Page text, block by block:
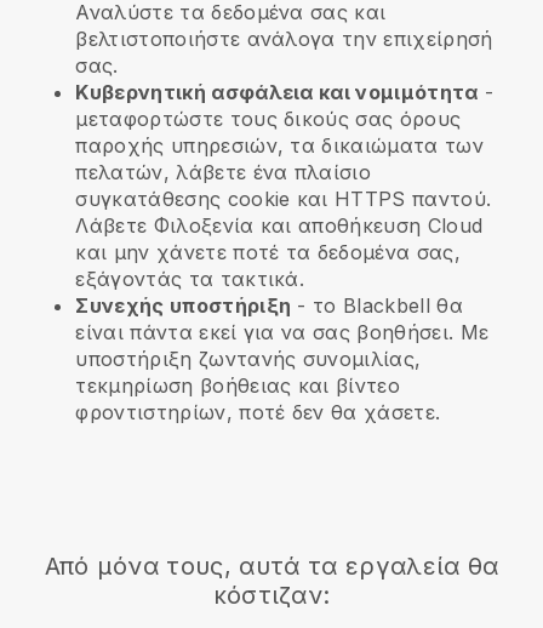
Αναλύστε τα δεδομένα σας και
βελτιστοποιήστε ανάλογα την επιχείρησή
σας.
Κυβερνητική ασφάλεια και νομιμότητα -
μεταφορτώστε τους δικούς σας όρους
παροχής υπηρεσιών, τα δικαιώματα των
πελατών, λάβετε ένα πλαίσιο
συγκατάθεσης cookie και HTTPS παντού.
Λάβετε Φιλοξενία και αποθήκευση Cloud
και μην χάνετε ποτέ τα δεδομένα σας,
εξάγοντάς τα τακτικά.
Συνεχής υποστήριξη - το Blackbell θα
είναι πάντα εκεί για να σας βοηθήσει. Με
υποστήριξη ζωντανής συνομιλίας,
τεκμηρίωση βοήθειας και βίντεο
φροντιστηρίων, ποτέ δεν θα χάσετε.
Από μόνα τους, αυτά τα εργαλεία θα
κόστιζαν: